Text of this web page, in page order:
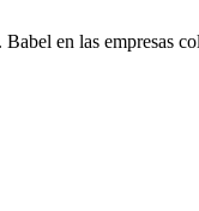
en las empresas